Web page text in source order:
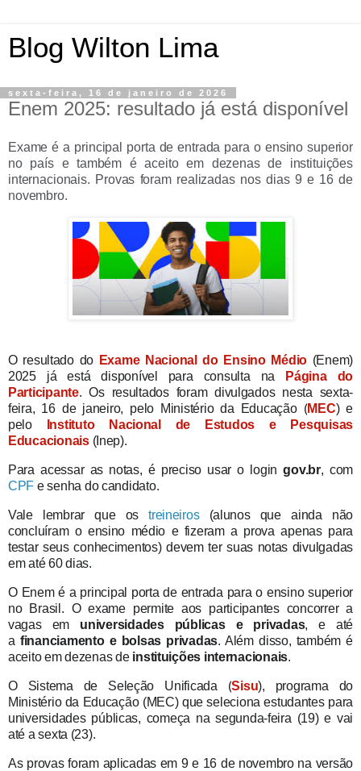
Blog Wilton Lima
sexta-feira, 16 de janeiro de 2026
Enem 2025: resultado já está disponível
Exame é a principal porta de entrada para o ensino superior
no país e também é aceito em dezenas de instituições
internacionais. Provas foram realizadas nos dias 9 e 16 de
novembro.
O resultado do Exame Nacional do Ensino Médio (Enem)
2025 já está disponível para consulta na
Página do
Participante. Os resultados foram divulgados nesta sexta-
feira, 16 de janeiro, pelo Ministério da Educação (MEC) e
pelo
Instituto Nacional de Estudos e Pesquisas
Educacionais (Inep).
Para acessar as notas, é preciso usar o login gov.br, com
CPF e senha do candidato.
Vale lembrar que ostreineiros(alunos que ainda não
concluíram o ensino médio e fizeram a prova apenas para
testar seus conhecimentos) devem ter suas notas divulgadas
em até 60 dias.
O Enem é a principal porta de entrada para o ensino superior
no Brasil. O exame permite aos participantes concorrer a
vagas em
universidades públicas e privadas, e até
a financiamento e bolsas privadas. Além disso, também é
aceito em dezenas deinstituições internacionais.
O Sistema de Seleção Unificada (Sisu), programa do
Ministério da Educação (MEC) que seleciona estudantes para
universidades públicas, começa na segunda-feira (19) e vai
até a sexta (23).
As provas foram aplicadas em 9 e 16 de novembro na versão